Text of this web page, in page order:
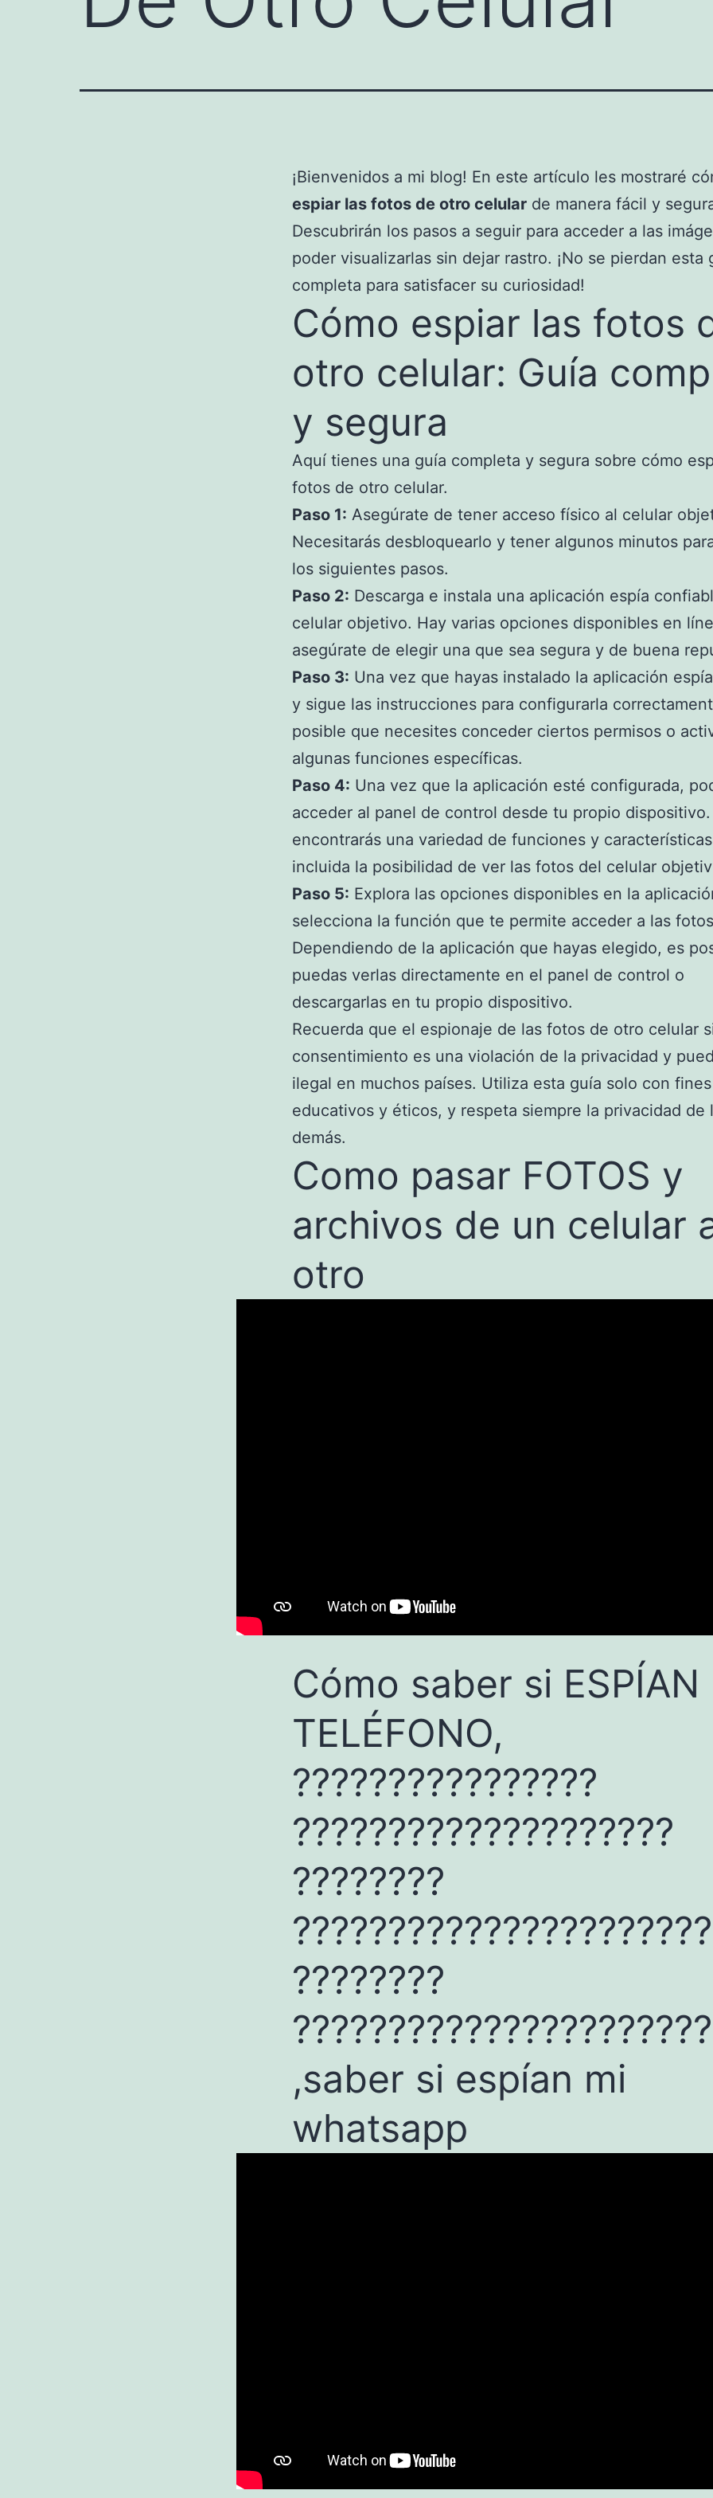
¡Bienvenidos a mi blog! En este artículo les mostraré
espiar las fotos de otro celular de manera fácil y
Descubrirán los pasos a seguir para acceder a las
poder visualizarlas sin dejar rastro. ¡No se pierdan esta
completa para satisfacer su curiosidad!
Cómo espiar las fotos
otro celular: Guía
y segura
Aquí tienes una guía completa y segura sobre cómo
fotos de otro celular.
Paso 1: Asegúrate de tener acceso físico al celular
Necesitarás desbloquearlo y tener algunos minutos
los siguientes pasos.
Paso 2: Descarga e instala una aplicación espía
celular objetivo. Hay varias opciones disponibles en
asegúrate de elegir una que sea segura y de buena
Paso 3: Una vez que hayas instalado la aplicación
y sigue las instrucciones para configurarla
posible que necesites conceder ciertos permisos o
algunas funciones específicas.
Paso 4: Una vez que la aplicación esté configurada,
acceder al panel de control desde tu propio
encontrarás una variedad de funciones y
incluida la posibilidad de ver las fotos del celular
Paso 5: Explora las opciones disponibles en la
selecciona la función que te permite acceder a las
Dependiendo de la aplicación que hayas elegido, es
puedas verlas directamente en el panel de control o
descargarlas en tu propio dispositivo.
Recuerda que el espionaje de las fotos de otro celular
consentimiento es una violación de la privacidad y
ilegal en muchos países. Utiliza esta guía solo con fines
educativos y éticos, y respeta siempre la privacidad de
demás.
Como pasar FOTOS y
archivos de un celular
otro
Cómo saber si ESPÍAN
TELÉFONO,
????????????????
????????????????????
????????
????????
,saber si espían mi
whatsapp